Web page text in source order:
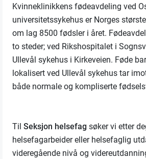
Kvinneklinikkens fødeavdeling ved
universitetssykehus er Norges
om lag 8500 fødsler i året.
to steder; ved Rikshospitalet i
Ullevål sykehus i Kirkeveien. Føde
lokalisert ved Ullevål sykehus tar
både normale og kompliserte
TilSeksjon helsefag søker vi etter
helsefagarbeider eller helsefaglig
videregående nivå og